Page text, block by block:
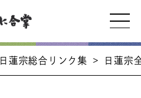
日蓮宗総合リンク集 > 日蓮宗